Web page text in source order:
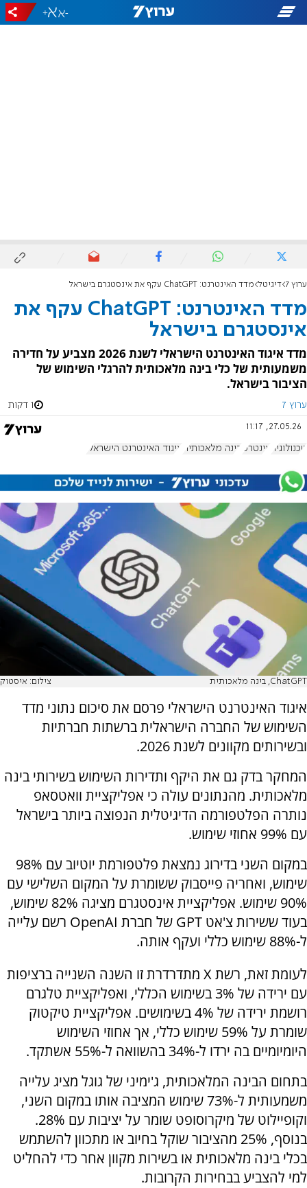
-
+
ערוץ 7 דיגיטל מדד האינטרנט: ChatGPT עקף את אינסטגרם בישראל
מדד האינטרנט: ChatGPT עקף את
אינסטגרם בישראל
מדד איגוד האינטרנט הישראלי לשנת 2026 מצביע על חדירה
משמעותית של כלי בינה מלאכותית להרגלי השימוש של
הציבור בישראל.
ערוץ 7 1 דקות
27.05.26, 11:17
טכנולוגיה אינטרט בינה מלאכותית איגוד האינטרנט הישראלי
ChatGPT, בינה מלאכותית צילום: איסטוק
איגוד האינטרנט הישראלי פרסם את סיכום נתוני מדד
השימוש של החברה הישראלית ברשתות חברתיות
ובשירותים מקוונים לשנת 2026.
המחקר בדק גם את היקף ותדירות השימוש בשירותי בינה
מלאכותית. מהנתונים עולה כי אפליקציית וואטסאפ
נותרה הפלטפורמה הדיגיטלית הנפוצה ביותר בישראל
עם 99% אחוזי שימוש.
במקום השני בדירוג נמצאת פלטפורמת יוטיוב עם 98%
שימוש, ואחריה פייסבוק ששומרת על המקום השלישי עם
90% שימוש. אפליקציית אינסטגרם מציגה 82% שימוש,
בעוד ששירות צ'אט GPT של חברת OpenAI רשם עלייה
ל-88% שימוש כללי ועקף אותה.
לעומת זאת, רשת X מתדרדרת זו השנה השנייה ברציפות
עם ירידה של 3% בשימוש הכללי, ואפליקציית טלגרם
רושמת ירידה של 4% בשימושים. אפליקציית טיקטוק
שומרת על 59% שימוש כללי, אך אחוזי השימוש
היומיומיים בה ירדו ל-34% בהשוואה ל-55% אשתקד.
בתחום הבינה המלאכותית, ג'ימיני של גוגל מציג עלייה
משמעותית ל-73% שימוש המציבה אותו במקום השני,
וקופיילוט של מיקרוסופט שומר על יציבות עם 28%.
בנוסף, 25% מהציבור שוקל בחיוב או מתכוון להשתמש
בכלי בינה מלאכותית או בשירות מקוון אחר כדי להחליט
למי להצביע בבחירות הקרובות.